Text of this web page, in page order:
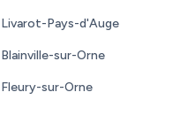
Livarot-Pays-d'Auge
Blainville-sur-Orne
Fleury-sur-Orne